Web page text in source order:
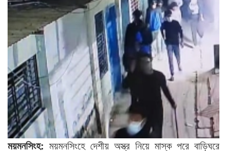
ময়মনসিংহ:ময়মনসিংহে দেশীয় অস্ত্র নিয়ে মাস্ক পরে বাড়িঘরে